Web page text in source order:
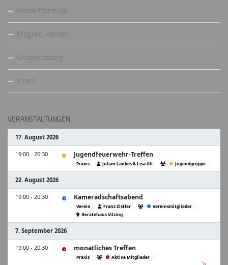
Kontaktformular
Mitglied werden
Unterstützung
Intern
VERANSTALTUNGEN